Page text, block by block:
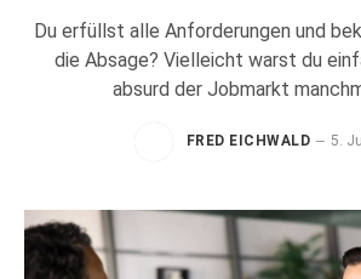
Du erfüllst alle Anforderungen und
die Absage? Vielleicht warst du
absurd der Jobmarkt
FRED EICHWALD 5.